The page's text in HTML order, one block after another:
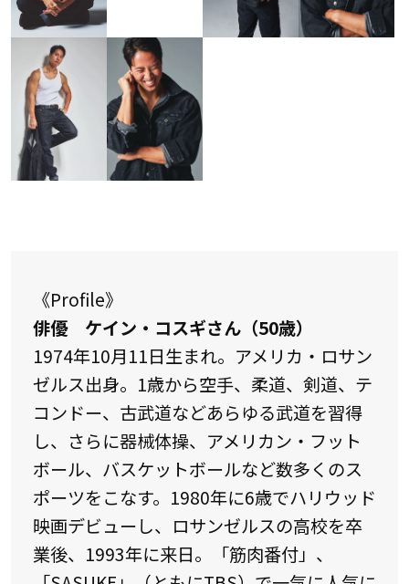
《Profile》
俳優 ケイン・コスギさん（50歳）
1974年10月11日生まれ。アメリカ・ロサン
ゼルス出身。1歳から空手、柔道、剣道、テ
コンドー、古武道などあらゆる武道を習得
し、さらに器械体操、アメリカン・フット
ボール、バスケットボールなど数多くのス
ポーツをこなす。1980年に6歳でハリウッド
映画デビューし、ロサンゼルスの高校を卒
業後、1993年に来日。「筋肉番付」、